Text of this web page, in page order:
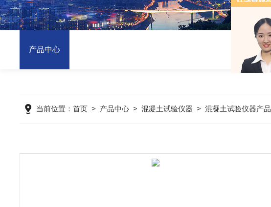
产品中心
当前位置：首页 > 产品中心 >混凝土试验仪器 >混凝土试验仪器产品